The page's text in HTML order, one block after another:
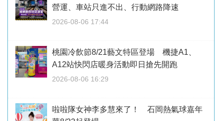
營運、車站只進不出、行動網路降速
2026-08-06 17:44
桃園冷飲節8/21藝文特區登場 機捷A1、
A12站快閃店暖身活動即日搶先開跑
2026-08-06 16:29
啦啦隊女神李多慧來了！ 石岡熱氣球嘉年